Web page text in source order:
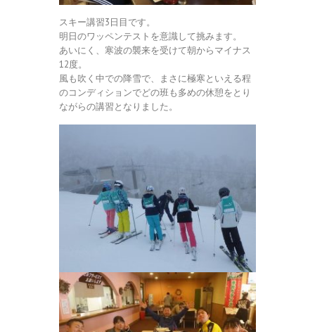
スキー講習3日目です。
明日のワッペンテストを意識して挑みます。
あいにく、寒波の襲来を受けて朝からマイナス
12度。
風も吹く中での降雪で、まさに極寒といえる程
のコンディションでどの班も多めの休憩をとり
ながらの講習となりました。